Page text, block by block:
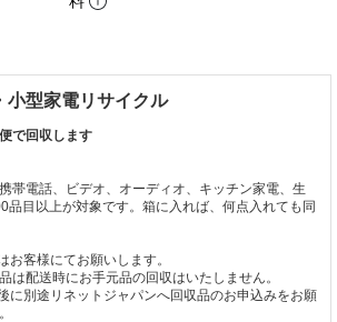
小型家電リサイクル
で回収します
帯電話、ビデオ、オーディオ、キッチン家電、生
品目以上が対象です。箱に入れば、何点入れても同
お客様にてお願いします。
は配送時にお手元品の回収はいたしません。
に別途リネットジャパンへ回収品のお申込みをお願